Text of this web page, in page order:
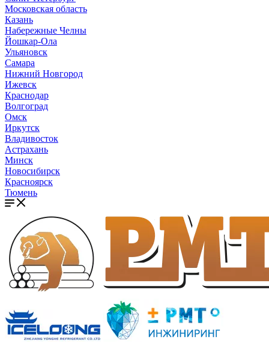
Московская область
Казань
Набережные Челны
Йошкар-Ола
Ульяновск
Самара
Нижний Новгород
Ижевск
Краснодар
Волгоград
Омск
Иркутск
Владивосток
Астрахань
Минск
Новосибирск
Красноярск
Тюмень